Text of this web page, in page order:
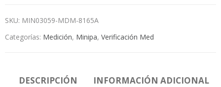
SKU: MIN03059-MDM-8165A
Categorías: Medición, Minipa, Verificación Med
DESCRIPCIÓN
INFORMACIÓN ADICIONAL